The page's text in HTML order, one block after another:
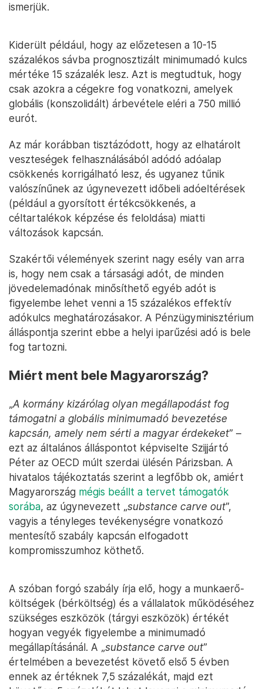
ismerjük.
Kiderült például, hogy az előzetesen a 10-15
százalékos sávba prognosztizált minimumadó kulcs
mértéke 15 százalék lesz. Azt is megtudtuk, hogy
csak azokra a cégekre fog vonatkozni, amelyek
globális (konszolidált) árbevétele eléri a 750 millió
eurót.
Az már korábban tisztázódott, hogy az elhatárolt
veszteségek felhasználásából adódó adóalap
csökkenés korrigálható lesz, és ugyanez tűnik
valószínűnek az úgynevezett időbeli adóeltérések
(például a gyorsított értékcsökkenés, a
céltartalékok képzése és feloldása) miatti
változások kapcsán.
Szakértői vélemények szerint nagy esély van arra
is, hogy nem csak a társasági adót, de minden
jövedelemadónak minősíthető egyéb adót is
figyelembe lehet venni a 15 százalékos effektív
adókulcs meghatározásakor. A Pénzügyminisztérium
álláspontja szerint ebbe a helyi iparűzési adó is bele
fog tartozni.
Miért ment bele Magyarország?
„A kormány kizárólag olyan megállapodást fog
támogatni a globális minimumadó bevezetése
kapcsán, amely nem sérti a magyar érdekeket” –
ezt az általános álláspontot képviselte Szijjártó
Péter az OECD múlt szerdai ülésén Párizsban. A
hivatalos tájékoztatás szerint a legfőbb ok, amiért
Magyarország mégis beállt a tervet támogatók
sorába, az úgynevezett „substance carve out”,
vagyis a tényleges tevékenységre vonatkozó
mentesítő szabály kapcsán elfogadott
kompromisszumhoz köthető.
A szóban forgó szabály írja elő, hogy a munkaerő-
költségek (bérköltség) és a vállalatok működéséhez
szükséges eszközök (tárgyi eszközök) értékét
hogyan vegyék figyelembe a minimumadó
megállapításánál. A „substance carve out”
értelmében a bevezetést követő első 5 évben
ennek az értéknek 7,5 százalékát, majd ezt